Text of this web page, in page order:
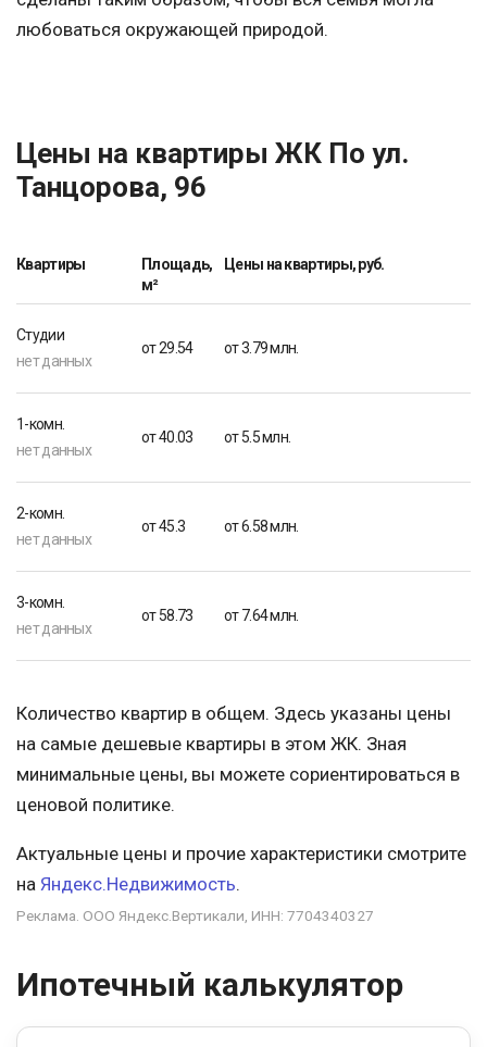
любоваться окружающей природой.
Цены на квартиры ЖК По ул.
Танцорова, 96
Квартиры
Площадь,
м²
Цены на квартиры, руб.
Студии
нет данных
от 29.54 от 3.79 млн.
1-комн.
нет данных
от 40.03 от 5.5 млн.
2-комн.
нет данных
от 45.3 от 6.58 млн.
3-комн.
нет данных
от 58.73 от 7.64 млн.
Количество квартир в общем. Здесь указаны цены
на самые дешевые квартиры в этом ЖК. Зная
минимальные цены, вы можете сориентироваться в
ценовой политике.
Актуальные цены и прочие характеристики смотрите
на Яндекс.Недвижимость.
Реклама. ООО Яндекс.Вертикали, ИНН: 7704340327
Ипотечный калькулятор